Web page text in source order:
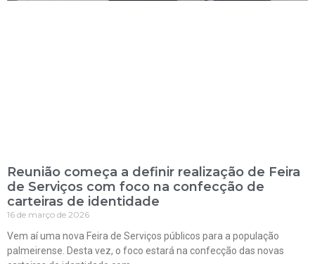
Reunião começa a definir realização de Feira
de Serviços com foco na confecção de
carteiras de identidade
16 de março de 2026
Vem aí uma nova Feira de Serviços públicos para a população
palmeirense. Desta vez, o foco estará na confecção das novas